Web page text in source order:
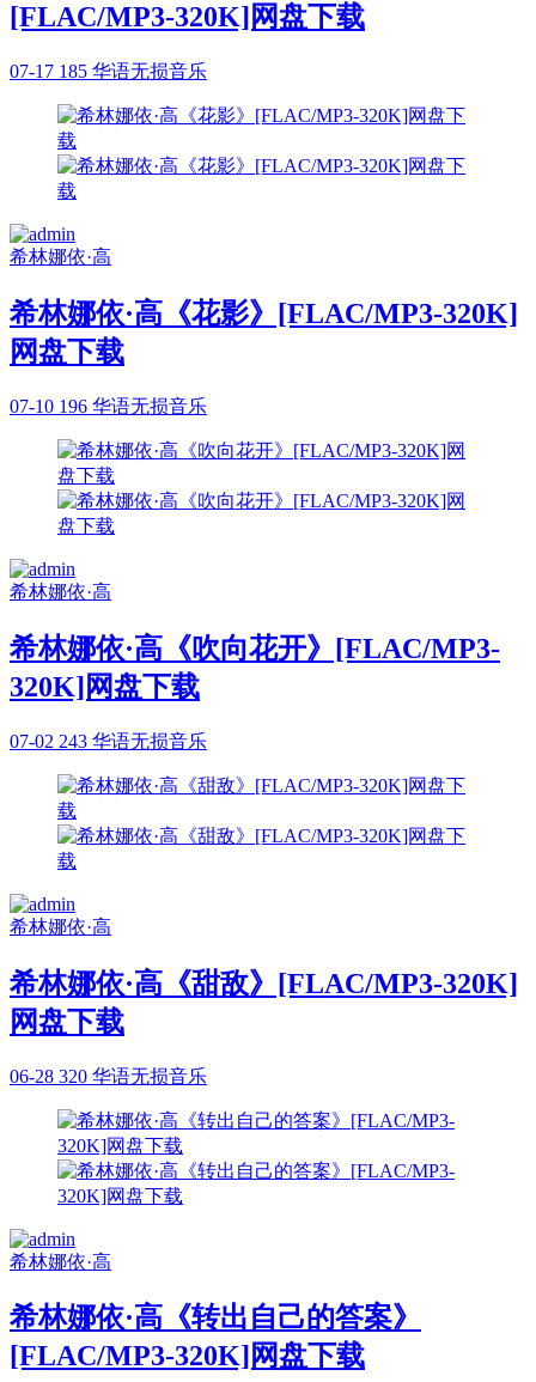
[FLAC/MP3-320K]网盘下载
07-17 185 华语无损音乐
希林娜依·高
希林娜依·高《花影》[FLAC/MP3-320K]
网盘下载
07-10 196 华语无损音乐
希林娜依·高
希林娜依·高《吹向花开》[FLAC/MP3-
320K]网盘下载
07-02 243 华语无损音乐
希林娜依·高
希林娜依·高《甜敌》[FLAC/MP3-320K]
网盘下载
06-28 320 华语无损音乐
希林娜依·高
希林娜依·高《转出自己的答案》
[FLAC/MP3-320K]网盘下载